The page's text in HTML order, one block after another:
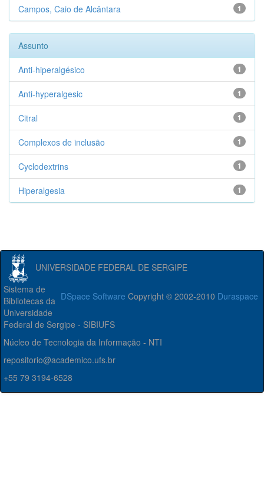
1
Campos, Caio de Alcântara
Assunto
1
Anti-hiperalgésico
1
Anti-hyperalgesic
1
Citral
1
Complexos de inclusão
1
Cyclodextrins
1
Hiperalgesia
UNIVERSIDADE FEDERAL DE SERGIPE
DSpace Software Copyright © 2002-2010 Duraspace
Sistema de
Bibliotecas da
Universidade
Federal de Sergipe - SIBIUFS
Núcleo de Tecnologia da Informação - NTI
repositorio@academico.ufs.br
+55 79 3194-6528